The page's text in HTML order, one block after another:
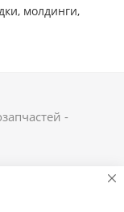
молдинги,
-